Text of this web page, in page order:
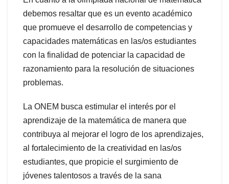
debemos resaltar que es un evento académico
que promueve el desarrollo de competencias y
capacidades matemáticas en las/os estudiantes
con la finalidad de potenciar la capacidad de
razonamiento para la resolución de situaciones
problemas.
La ONEM busca estimular el interés por el
aprendizaje de la matemática de manera que
contribuya al mejorar el logro de los aprendizajes,
al fortalecimiento de la creatividad en las/os
estudiantes, que propicie el surgimiento de
jóvenes talentosos a través de la sana